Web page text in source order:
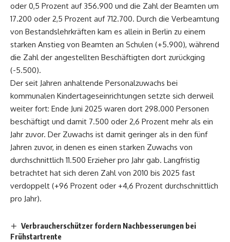
oder 0,5 Prozent auf 356.900 und die Zahl der Beamten um
17.200 oder 2,5 Prozent auf 712.700. Durch die Verbeamtung
von Bestandslehrkräften kam es allein in Berlin zu einem
starken Anstieg von Beamten an Schulen (+5.900), während
die Zahl der angestellten Beschäftigten dort zurückging
(-5.500).
Der seit Jahren anhaltende Personalzuwachs bei
kommunalen Kindertageseinrichtungen setzte sich derweil
weiter fort: Ende Juni 2025 waren dort 298.000 Personen
beschäftigt und damit 7.500 oder 2,6 Prozent mehr als ein
Jahr zuvor. Der Zuwachs ist damit geringer als in den fünf
Jahren zuvor, in denen es einen starken Zuwachs von
durchschnittlich 11.500 Erzieher pro Jahr gab. Langfristig
betrachtet hat sich deren Zahl von 2010 bis 2025 fast
verdoppelt (+96 Prozent oder +4,6 Prozent durchschnittlich
pro Jahr).
Verbraucherschützer fordern Nachbesserungen bei
Frühstartrente